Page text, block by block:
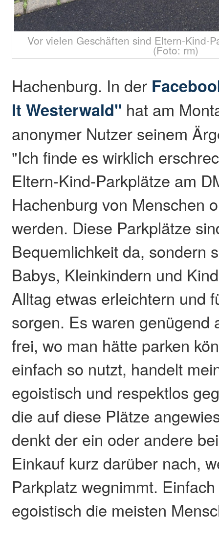
Vor vielen Geschäften sind Eltern-Kind-
(Foto: rm)
Hachenburg. In der
It Westerwald" hat am
anonymer Nutzer seinem
"Ich finde es wirklich
Eltern-Kind-Parkplätze am
Hachenburg von Menschen
werden. Diese Parkplätze
Bequemlichkeit da, sondern
Babys, Kleinkindern und
Alltag etwas erleichtern und
sorgen. Es waren genügend
frei, wo man hätte parken
einfach so nutzt, handelt
egoistisch und respektlos
die auf diese Plätze
denkt der ein oder andere
Einkauf kurz darüber nach,
Parkplatz wegnimmt.
egoistisch die meisten